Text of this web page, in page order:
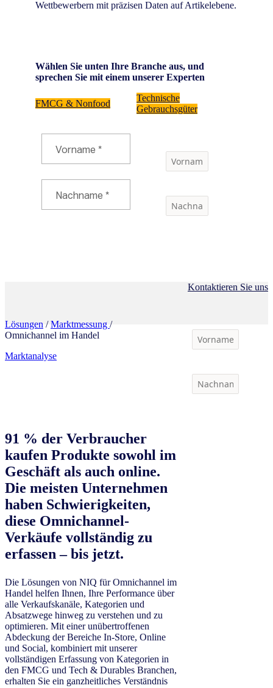
Wettbewerbern mit präzisen Daten auf Artikelebene.
Wählen Sie unten Ihre Branche aus, und
sprechen Sie mit einem unserer Experten
FMCG & Nonfood
Technische
Gebrauchsgüter
Lösungen /Marktmessung /
Omnichannel im Handel
Marktanalyse
Kontaktieren Sie uns
91 % der Verbraucher
kaufen Produkte sowohl im
Geschäft als auch online.
Die meisten Unternehmen
haben Schwierigkeiten,
diese Omnichannel-
Verkäufe vollständig zu
erfassen – bis jetzt.
Die Lösungen von NIQ für Omnichannel im
Handel helfen Ihnen, Ihre Performance über
alle Verkaufskanäle, Kategorien und
Absatzwege hinweg zu verstehen und zu
optimieren. Mit einer unübertroffenen
Abdeckung der Bereiche In-Store, Online
und Social, kombiniert mit unserer
vollständigen Erfassung von Kategorien in
den FMCG und Tech & Durables Branchen,
erhalten Sie ein ganzheitliches Verständnis